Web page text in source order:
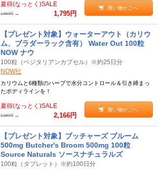
夏得(なっとく)SALE
1,890円 → 1,795円
買い物かごへ
【プレゼント対象】ウォーターアウト（カリウ
ム、ブラダーラック含有） Water Out 100粒
NOW ナウ
100粒（ベジタリアンカプセル）※約25日分
NOW社
カリウムと6種類のハーブで水分コントロール＆引き締まっ
たボディラインを！
夏得(なっとく)SALE
2,280円 → 2,166円
買い物かごへ
【プレゼント対象】ブッチャーズ ブルーム
500mg Butcher's Broom 500mg 100粒
Source Naturals ソースナチュラルズ
100粒（タブレット）※約100日分